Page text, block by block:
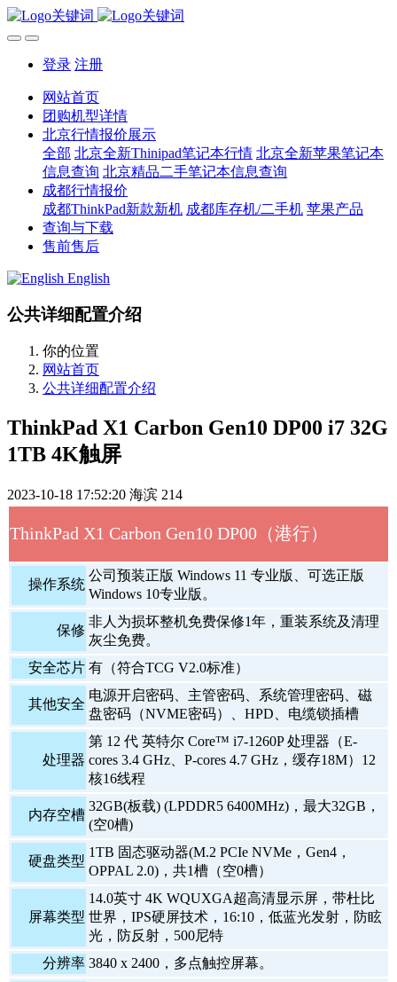
登录 注册
网站首页
团购机型详情
北京行情报价展示
全部 北京全新Thinipad笔记本行情 北京全新苹果笔记本
信息查询 北京精品二手笔记本信息查询
成都行情报价
成都ThinkPad新款新机 成都库存机/二手机 苹果产品
查询与下载
售前售后
English
公共详细配置介绍
你的位置
网站首页
公共详细配置介绍
ThinkPad X1 Carbon Gen10 DP00 i7 32G
1TB 4K触屏
2023-10-18 17:52:20 海滨 214
ThinkPad X1 Carbon Gen10 DP00（港行）
操作系统
公司预装正版 Windows 11 专业版、可选正版
Windows 10专业版。
保修
非人为损坏整机免费保修1年，重装系统及清理
灰尘免费。
安全芯片 有（符合TCG V2.0标准）
其他安全
电源开启密码、主管密码、系统管理密码、磁
盘密码（NVME密码）、HPD、电缆锁插槽
处理器
第 12 代 英特尔 Core™ i7-1260P 处理器（E-
cores 3.4 GHz、P-cores 4.7 GHz，缓存18M）12
核16线程
内存空槽
32GB(板载) (LPDDR5 6400MHz)，最大32GB，
(空0槽)
硬盘类型
1TB 固态驱动器(M.2 PCIe NVMe，Gen4，
OPPAL 2.0)，共1槽（空0槽）
屏幕类型
14.0英寸 4K WQUXGA超高清显示屏，带杜比
世界，IPS硬屏技术，16:10，低蓝光发射，防眩
光，防反射，500尼特
分辨率 3840 x 2400，多点触控屏幕。